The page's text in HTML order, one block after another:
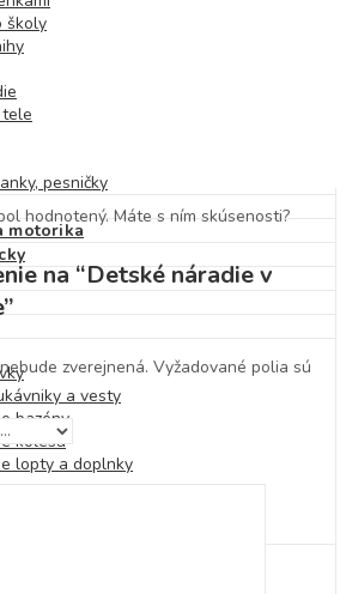
školy
pesničky
motorika
a vesty
bazény
kolesá
lopty a doplnky
hodnotený. Máte s ním skúsenosti?
na “Detské náradie v
zverejnená. Vyžadované polia sú